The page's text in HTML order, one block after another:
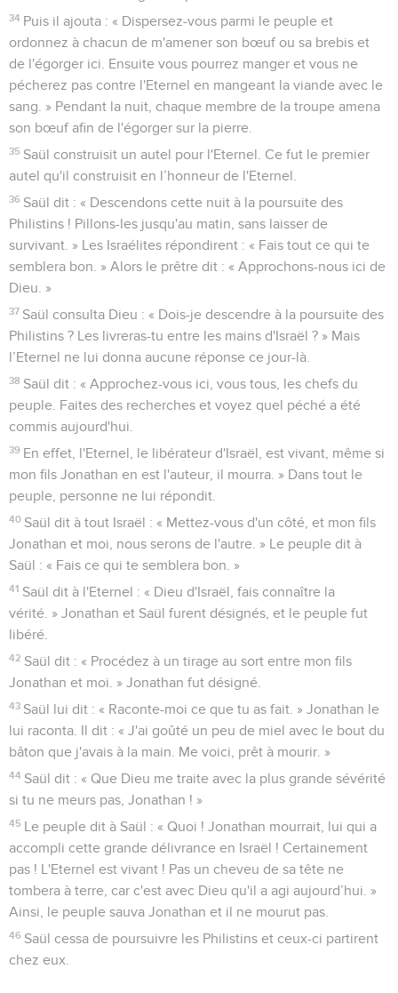
34 Puis il ajouta : « Dispersez-vous parmi le peuple et
ordonnez à chacun de m'amener son bœuf ou sa brebis et
de l'égorger ici. Ensuite vous pourrez manger et vous ne
pécherez pas contre l'Eternel en mangeant la viande avec le
sang. » Pendant la nuit, chaque membre de la troupe amena
son bœuf afin de l'égorger sur la pierre.
35 Saül construisit un autel pour l'Eternel. Ce fut le premier
autel qu'il construisit en l’honneur de l'Eternel.
36 Saül dit : « Descendons cette nuit à la poursuite des
Philistins ! Pillons-les jusqu'au matin, sans laisser de
survivant. » Les Israélites répondirent : « Fais tout ce qui te
semblera bon. » Alors le prêtre dit : « Approchons-nous ici de
Dieu. »
37 Saül consulta Dieu : « Dois-je descendre à la poursuite des
Philistins ? Les livreras-tu entre les mains d'Israël ? » Mais
l’Eternel ne lui donna aucune réponse ce jour-là.
38 Saül dit : « Approchez-vous ici, vous tous, les chefs du
peuple. Faites des recherches et voyez quel péché a été
commis aujourd'hui.
39 En effet, l'Eternel, le libérateur d'Israël, est vivant, même si
mon fils Jonathan en est l'auteur, il mourra. » Dans tout le
peuple, personne ne lui répondit.
40 Saül dit à tout Israël : « Mettez-vous d'un côté, et mon fils
Jonathan et moi, nous serons de l'autre. » Le peuple dit à
Saül : « Fais ce qui te semblera bon. »
41 Saül dit à l'Eternel : « Dieu d'Israël, fais connaître la
vérité. » Jonathan et Saül furent désignés, et le peuple fut
libéré.
42 Saül dit : « Procédez à un tirage au sort entre mon fils
Jonathan et moi. » Jonathan fut désigné.
43 Saül lui dit : « Raconte-moi ce que tu as fait. » Jonathan le
lui raconta. Il dit : « J'ai goûté un peu de miel avec le bout du
bâton que j'avais à la main. Me voici, prêt à mourir. »
44 Saül dit : « Que Dieu me traite avec la plus grande sévérité
si tu ne meurs pas, Jonathan ! »
45 Le peuple dit à Saül : « Quoi ! Jonathan mourrait, lui qui a
accompli cette grande délivrance en Israël ! Certainement
pas ! L'Eternel est vivant ! Pas un cheveu de sa tête ne
tombera à terre, car c'est avec Dieu qu'il a agi aujourd’hui. »
Ainsi, le peuple sauva Jonathan et il ne mourut pas.
46 Saül cessa de poursuivre les Philistins et ceux-ci partirent
chez eux.